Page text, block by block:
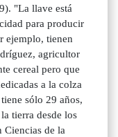
"La llave está
para producir
ejemplo, tienen
agricultor
cereal pero que
a la colza
sólo 29 años,
tierra desde los
Ciencias de la